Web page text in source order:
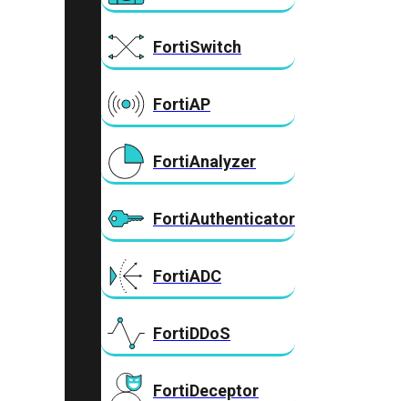
FortiSwitch
FortiAP
FortiAnalyzer
FortiAuthenticator
FortiADC
FortiDDoS
FortiDeceptor